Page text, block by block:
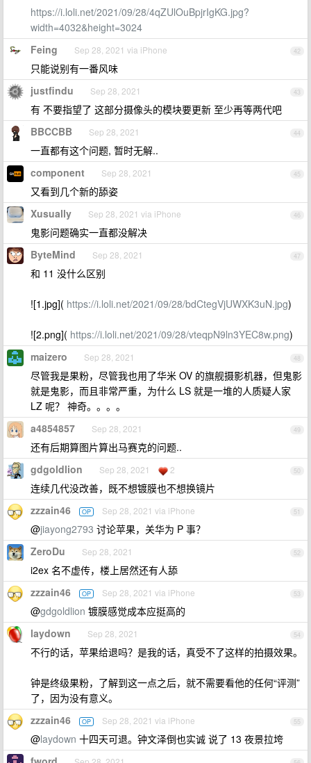
https://i.loli.net/2021/09/28/4qZUlOuBpjrIgKG.jpg?
width=4032&height=3024
42
Feing Sep 28, 2021 via iPhone
只能说别有一番风味
43
justfindu Sep 28, 2021
有 不要指望了 这部分摄像头的模块要更新 至少再等两代吧
44
BBCCBB Sep 28, 2021
一直都有这个问题, 暂时无解..
45
component Sep 28, 2021
又看到几个新的舔姿
46
Xusually Sep 28, 2021 via iPhone
鬼影问题确实一直都没解决
47
ByteMind Sep 28, 2021
和 11 没什么区别
![1.jpg]( https://i.loli.net/2021/09/28/bdCtegVjUWXK3uN.jpg)
![2.png]( https://i.loli.net/2021/09/28/vteqpN9ln3YEC8w.png)
48
maizero Sep 28, 2021
尽管我是果粉，尽管我也用了华米 OV 的旗舰摄影机器，但鬼影
就是鬼影，而且非常严重，为什么 LS 就是一堆的人质疑人家
LZ 呢？ 神奇。。。。
49
a4854857 Sep 28, 2021
还有后期算图片算出马赛克的问题..
50
gdgoldlion Sep 28, 2021 2
连续几代没改善，既不想镀膜也不想换镜片
51
zzzain46 OP Sep 28, 2021 via iPhone
@jiayong2793 讨论苹果，关华为 P 事？
52
ZeroDu Sep 28, 2021
i2ex 名不虚传，楼上居然还有人舔
53
zzzain46 OP Sep 28, 2021 via iPhone
@gdgoldlion 镀膜感觉成本应挺高的
54
laydown Sep 28, 2021
不行的话，苹果给退吗？是我的话，真受不了这样的拍摄效果。
钟是终级果粉，了解到这一点之后，就不需要看他的任何“评测”
了，因为没有意义。
55
zzzain46 OP Sep 28, 2021 via iPhone
@laydown 十四天可退。钟文泽倒也实诚 说了 13 夜景拉垮